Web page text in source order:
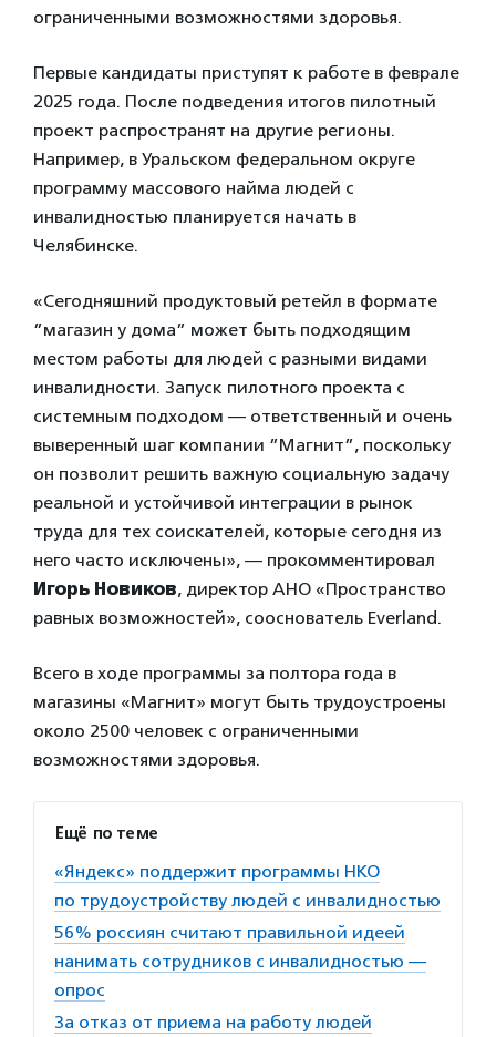
ограниченными возможностями здоровья.
Первые кандидаты приступят к работе в феврале
2025 года. После подведения итогов пилотный
проект распространят на другие регионы.
Например, в Уральском федеральном округе
программу массового найма людей с
инвалидностью планируется начать в
Челябинске.
«Сегодняшний продуктовый ретейл в формате
”магазин у дома” может быть подходящим
местом работы для людей с разными видами
инвалидности. Запуск пилотного проекта с
системным подходом — ответственный и очень
выверенный шаг компании ”Магнит”, поскольку
он позволит решить важную социальную задачу
реальной и устойчивой интеграции в рынок
труда для тех соискателей, которые сегодня из
него часто исключены», — прокомментировал
Игорь Новиков, директор АНО «Пространство
равных возможностей», сооснователь Everland.
Всего в ходе программы за полтора года в
магазины «Магнит» могут быть трудоустроены
около 2500 человек с ограниченными
возможностями здоровья.
Ещё по теме
«Яндекс» поддержит программы НКО
по трудоустройству людей с инвалидностью
56% россиян считают правильной идеей
нанимать сотрудников с инвалидностью —
опрос
За отказ от приема на работу людей